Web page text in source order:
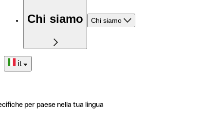
Chi siamo Chi siamo
it
per paese nella tua lingua